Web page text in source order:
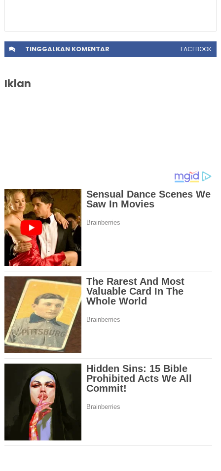
TINGGALKANKOMENTAR FACEBOOK
Iklan